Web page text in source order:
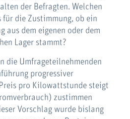
der Befragten. Welchen
für die Zustimmung, ob ein
aus dem eigenen oder dem
Lager stammt?
die Umfrageteilnehmenden
progressiver
pro Kilowattstunde steigt
zustimmen
Vorschlag wurde bislang